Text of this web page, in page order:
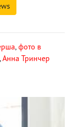
, фото в
,Анна Тринчер